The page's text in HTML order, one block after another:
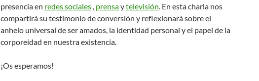
presencia en redes sociales , prensaytelevisión. En esta charla nos
compartirá su testimonio de conversión y reflexionará sobre el
anhelo universal de ser amados, la identidad personal y el papel de la
corporeidad en nuestra existencia.
¡Os esperamos!